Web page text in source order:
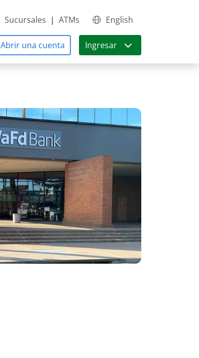
Sucursales | ATMs
English
Abrir una cuenta Ingresar